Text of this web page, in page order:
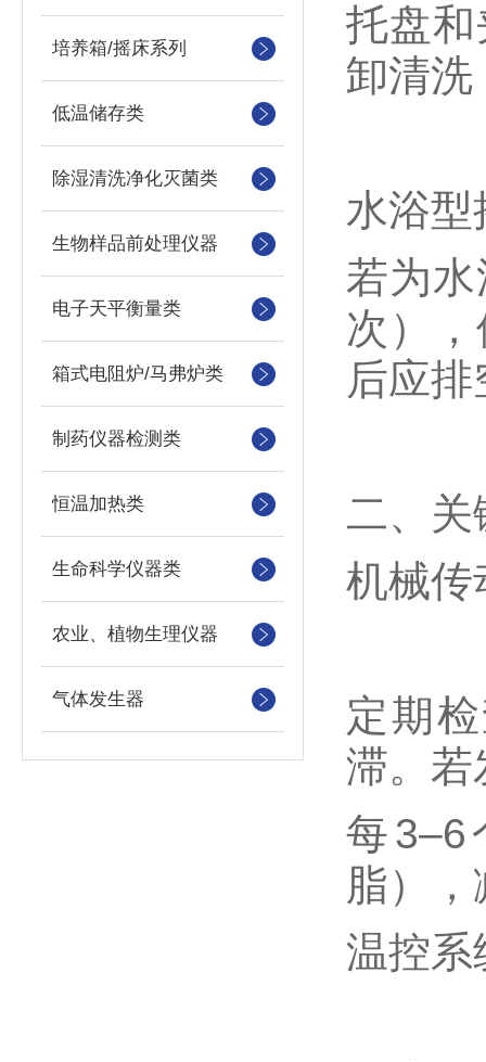
培养箱/摇床系列
低温储存类
除湿清洗净化灭菌类
生物样品前处理仪器
电子天平衡量类
箱式电阻炉/马弗炉类
制药仪器检测类
恒温加热类
生命科学仪器类
农业、植物生理仪器
气体发生器
托盘
卸清洗
水浴型
若为
次）
后应
二、关
机械传
定期
滞。若
每3–6
脂）
温控系